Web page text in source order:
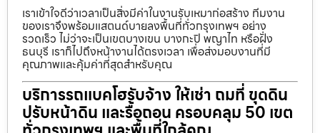
เราเข้าใจดีว่าเวลาเป็นสิ่งมีค่าในงานรับเหมาก่อสร้าง ทีมงาน
ของเราจึงพร้อมแสตนด์บายลงพื้นที่ทั่วกรุงเทพฯ อย่าง
รวดเร็ว ไม่ว่าจะเป็นเขตบางเขน บางกะปิ พญาไท หรือฝั่ง
ธนบุรี เราก็ไปถึงหน้างานได้ตรงเวลา เพื่อส่งมอบงานที่มี
คุณภาพและคุ้มค่าที่สุดสำหรับคุณ
บริการรถแบคโฮรับจ้าง ให้เช่า ถมที่ ขุดดิน
ปรับหน้าดิน และรื้อถอน ครอบคลุม 50 เขต